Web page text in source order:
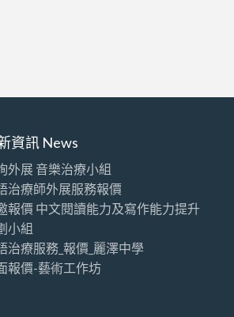
資訊 News
外展 音樂治療小組
治療師外展服務報價
報價 中文閱讀能力及寫作能力提升
小組
治療服務_報價_麗澤中學
報價-藝術工作坊